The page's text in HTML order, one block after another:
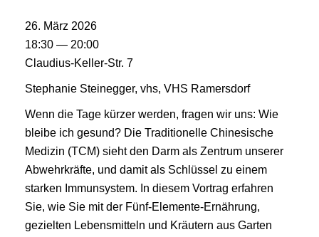
Wenn die Tage kürzer werden, fragen wir uns: Wie
bleibe ich gesund? Die Traditionelle Chinesische
Medizin (TCM) sieht den Darm als Zentrum unserer
Abwehrkräfte, und damit als Schlüssel zu einem
starken Immunsystem. In diesem Vortrag erfahren
Sie, wie Sie mit der Fünf-Elemente-Ernährung,
gezielten Lebensmitteln und Kräutern aus Garten
26. März 2026
18:30 — 20:00
Claudius-Keller-Str. 7
Stephanie Steinegger, vhs, VHS Ramersdorf